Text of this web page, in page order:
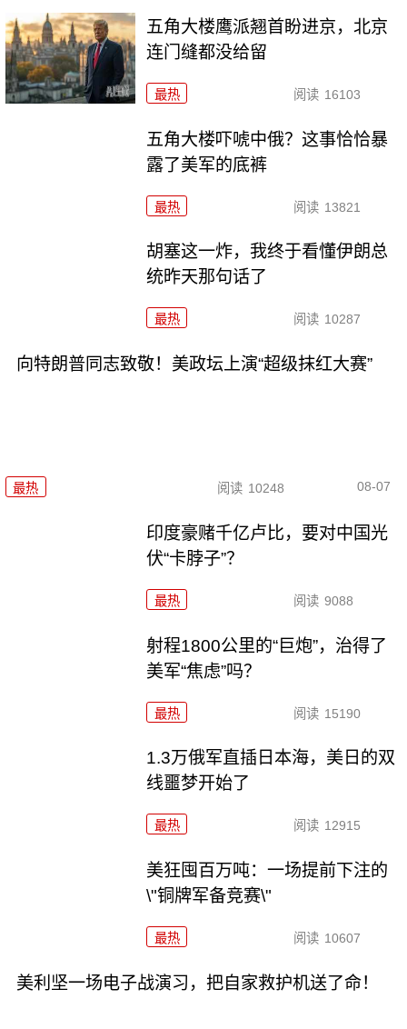
五角大楼鹰派翘首盼进京，北京
连门缝都没给留
最热 阅读 16103
五角大楼吓唬中俄？这事恰恰暴
露了美军的底裤
最热 阅读 13821
胡塞这一炸，我终于看懂伊朗总
统昨天那句话了
最热 阅读 10287
向特朗普同志致敬！美政坛上演“超级抹红大赛”
最热 阅读 10248 08-07
印度豪赌千亿卢比，要对中国光
伏“卡脖子”？
最热 阅读 9088
射程1800公里的“巨炮”，治得了
美军“焦虑”吗？
最热 阅读 15190
1.3万俄军直插日本海，美日的双
线噩梦开始了
最热 阅读 12915
美狂囤百万吨：一场提前下注的
\"铜牌军备竞赛\"
最热 阅读 10607
美利坚一场电子战演习，把自家救护机送了命！